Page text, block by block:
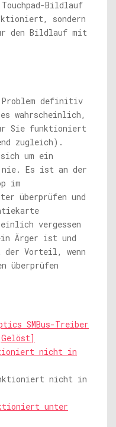
Bildlauf
sondern
den Bildlauf mit
Problem definitiv
wahrscheinlich,
Sie funktioniert
zugleich).
um ein
nie. Es ist an der
im
überprüfen und
vergessen
Ärger ist und
Vorteil, wenn
überprüfen
SMBus-Treiber
nicht in
nicht in
unter